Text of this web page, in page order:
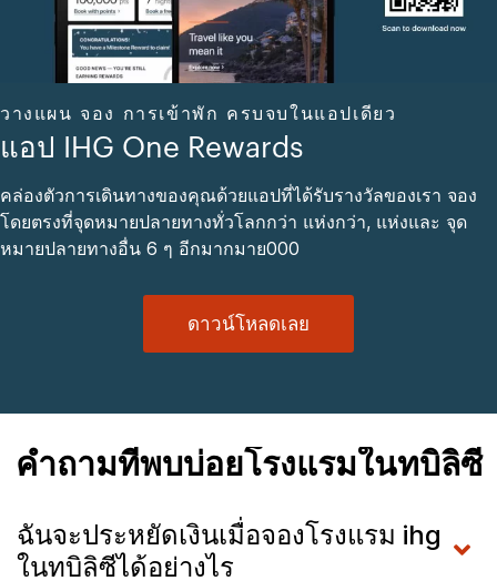
วางแผน จอง การเข้าพัก ครบจบในแอปเดียว
แอป IHG One Rewards
คล่องตัวการเดินทางของคุณด้วยแอปที่ได้รับรางวัลของเรา จอง
โดยตรงที่จุดหมายปลายทางทั่วโลกกว่า แห่งกว่า, แห่งและ จุด
หมายปลายทางอื่น 6 ๆ อีกมากมาย000
ดาวน์โหลดเลย
คำถามที่พบบ่อยโรงแรมในทบิลิซี
ฉันจะประหยัดเงินเมื่อจองโรงแรม ihg
ในทบิลิซีได้อย่างไร